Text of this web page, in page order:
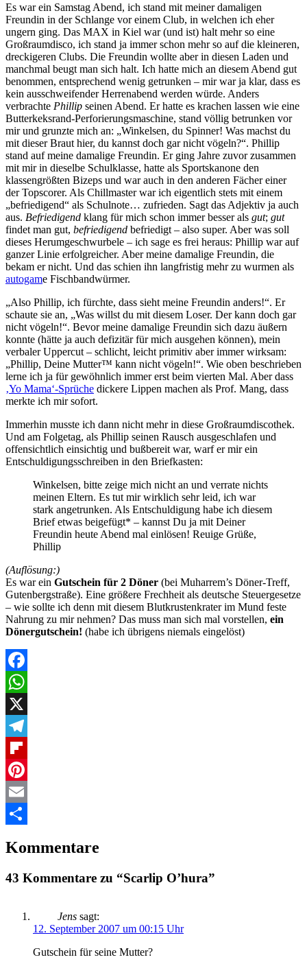
Es war ein Samstag Abend, ich stand mit meiner damaligen
Freundin in der Schlange vor einem Club, in welchen ich eher
ungern ging. Das MAX in Kiel war (und ist) halt mehr so eine
Großraumdisco, ich stand ja immer schon mehr so auf die kleineren,
dreckigeren Clubs. Die Freundin wollte aber in diesen Laden und
manchmal beugt man sich halt. Ich hatte mich an diesem Abend gut
benommen, entsprechend wenig getrunken – mir war ja klar, dass es
kein ausschweifender Herrenabend werden würde. Anders
verbrachte Phillip seinen Abend. Er hatte es krachen lassen wie eine
Butterkeksrand-Perforierungsmaschine, stand völlig betrunken vor
mir und grunzte mich an: „Winkelsen, du Spinner! Was machst du
mit dieser Braut hier, du kannst doch gar nicht vögeln?“. Phillip
stand auf meine damalige Freundin. Er ging Jahre zuvor zusammen
mit mir in dieselbe Schulklasse, hatte als Sportskanone den
klassengrößten Bizeps und war auch in den anderen Fächer einer
der Topscorer. Als Chillmaster war ich eigentlich stets mit einem
„befriedigend“ als Schulnote… zufrieden. Sagt das Adjektiv ja auch
aus. Befriedigend klang für mich schon immer besser als gut; gut
findet man gut, befriedigend befriedigt – also super. Aber was soll
dieses Herumgeschwurbele – ich sage es frei heraus: Phillip war auf
ganzer Linie erfolgreicher. Aber meine damalige Freundin, die
bekam er nicht. Und das schien ihn langfristig mehr zu wurmen als
autogame Fischbandwürmer.
„Also Phillip, ich fürchte, dass sieht meine Freundin anders!“. Er
schaute sie an, „Was willst du mit diesem Loser. Der kann doch gar
nicht vögeln!“. Bevor meine damalige Freundin sich dazu äußern
konnte (hätte ja auch defizitär für mich ausgehen können), mein
verbaler Uppercut – schlicht, leicht primitiv aber immer wirksam:
„Phillip, Deine Mutter™ kann nicht vögeln!“. Wie oben beschrieben
lerne ich ja für gewöhnlich immer erst beim vierten Mal. Aber dass
‚Yo Mama‘-Sprüche dickere Lippen machen als Prof. Mang, dass
merkte ich mir sofort.
Immerhin musste ich dann nicht mehr in diese Großraumdiscothek.
Und am Folgetag, als Phillip seinen Rausch ausgeschlafen und
offensichtlich einsichtig und bußbereit war, warf er mir ein
Entschuldigungsschreiben in den Briefkasten:
Winkelsen, bitte zeige mich nicht an und verrate nichts
meinen Eltern. Es tut mir wirklich sehr leid, ich war
stark angetrunken. Als Entschuldigung habe ich diesem
Brief etwas beigefügt* – kannst Du ja mit Deiner
Freundin heute Abend mal einlösen! Reuige Grüße,
Phillip
(Auflösung:)
Es war ein Gutschein für 2 Döner (bei Muharrem’s Döner-Treff,
Gutenbergstraße). Eine größere Frechheit als deutsche Steuergesetze
– wie sollte ich denn mit diesem Blutkrustenkrater im Mund feste
Nahrung zu mir nehmen? Das muss man sich mal vorstellen, ein
Dönergutschein! (habe ich übrigens niemals eingelöst)
Facebook
WhatsApp
X
Telegram
Flipboard
Pinterest
Email
Kommentare
43 Kommentare zu “Scarlip O’hura”
Jens sagt:
12. September 2007 um 00:15 Uhr
Gutschein für seine Mutter?